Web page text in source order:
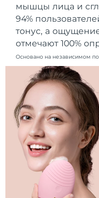
мышцы лица и
94%
тонус, а
отмечают 100%
Основано на независимом
Литва
Люксембург
Макао (САР)
Малайзия
Мальта
Мексика